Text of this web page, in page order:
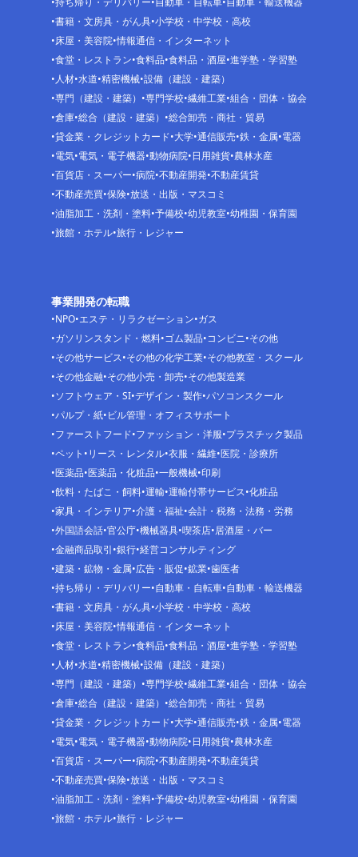
書籍・文房具・がん具 小学校・中学校・高校
床屋・美容院 情報通信・インターネット
食堂・レストラン 食料品 食料品・酒屋 進学塾・学習塾
人材 水道 精密機械 設備（建設・建築）
専門（建設・建築）
専門学校 繊維工業 組合・団体・協会
倉庫 総合（建設・建築）
総合卸売・商社・貿易
貸金業・クレジットカード 大学 通信販売 鉄・金属 電器
電気 電気・電子機器 動物病院 日用雑貨 農林水産
百貨店・スーパー 病院 不動産開発 不動産賃貸
不動産売買 保険 放送・出版・マスコミ
油脂加工・洗剤・塗料 予備校 幼児教室 幼稚園・保育園
旅館・ホテル 旅行・レジャー
事業開発の転職
NPO エステ・リラクゼーション ガス
ガソリンスタンド・燃料 ゴム製品 コンビニ その他
その他サービス その他の化学工業 その他教室・スクール
その他金融 その他小売・卸売 その他製造業
ソフトウェア・SI デザイン・製作 パソコンスクール
パルプ・紙 ビル管理・オフィスサポート
ファーストフード ファッション・洋服 プラスチック製品
ペット リース・レンタル 衣服・繊維 医院・診療所
医薬品 医薬品・化粧品 一般機械 印刷
飲料・たばこ・飼料 運輸 運輸付帯サービス 化粧品
家具・インテリア 介護・福祉 会計・税務・法務・労務
外国語会話 官公庁 機械器具 喫茶店 居酒屋・バー
金融商品取引 銀行 経営コンサルティング
建築・鉱物・金属 広告・販促 鉱業 歯医者
持ち帰り・デリバリー 自動車・自転車 自動車・輸送機器
書籍・文房具・がん具 小学校・中学校・高校
床屋・美容院 情報通信・インターネット
食堂・レストラン 食料品 食料品・酒屋 進学塾・学習塾
人材 水道 精密機械 設備（建設・建築）
専門（建設・建築）
専門学校 繊維工業 組合・団体・協会
倉庫 総合（建設・建築）
総合卸売・商社・貿易
貸金業・クレジットカード 大学 通信販売 鉄・金属 電器
電気 電気・電子機器 動物病院 日用雑貨 農林水産
百貨店・スーパー 病院 不動産開発 不動産賃貸
不動産売買 保険 放送・出版・マスコミ
油脂加工・洗剤・塗料 予備校 幼児教室 幼稚園・保育園
旅館・ホテル 旅行・レジャー